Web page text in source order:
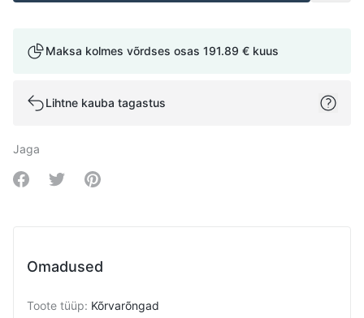
Maksa kolmes võrdses osas 191.89 € kuus
Lihtne kauba tagastus
Jaga
Share on Facebook
Share on Twitter
Share on Pinterest
Omadused
Toote tüüp: Kõrvarõngad